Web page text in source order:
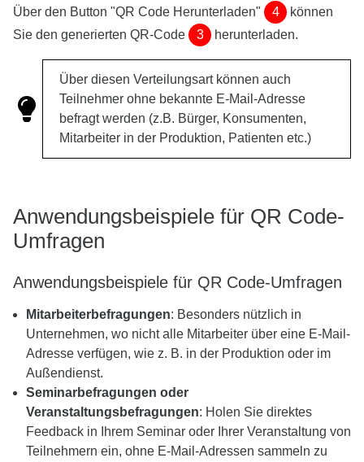
Über den Button "QR Code Herunterladen" 4
können
Sie den generierten QR-Code
3 herunterladen.
Über diesen Verteilungsart können auch
Teilnehmer ohne bekannte E-Mail-Adresse
befragt werden (z.B. Bürger, Konsumenten,
Mitarbeiter in der Produktion, Patienten etc.)
Anwendungsbeispiele für QR Code-
Umfragen
Anwendungsbeispiele für QR Code-Umfragen
Mitarbeiterbefragungen: Besonders nützlich in
Unternehmen, wo nicht alle Mitarbeiter über eine E-Mail-
Adresse verfügen, wie z. B. in der Produktion oder im
Außendienst.
Seminarbefragungen oder
Veranstaltungsbefragungen: Holen Sie direktes
Feedback in Ihrem Seminar oder Ihrer Veranstaltung von
Teilnehmern ein, ohne E-Mail-Adressen sammeln zu